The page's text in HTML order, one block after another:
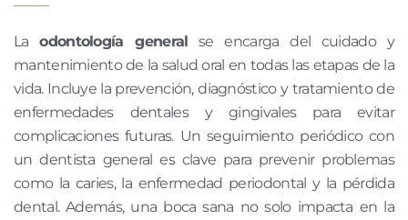
Laodontología general se encarga del cuidado y
mantenimiento de la salud oral en todas las etapas de la
vida. Incluye la prevención, diagnóstico y tratamiento de
enfermedades dentales y gingivales para evitar
complicaciones futuras. Un seguimiento periódico con
un dentista general es clave para prevenir problemas
como la caries, la enfermedad periodontal y la pérdida
dental. Además, una boca sana no solo impacta en la